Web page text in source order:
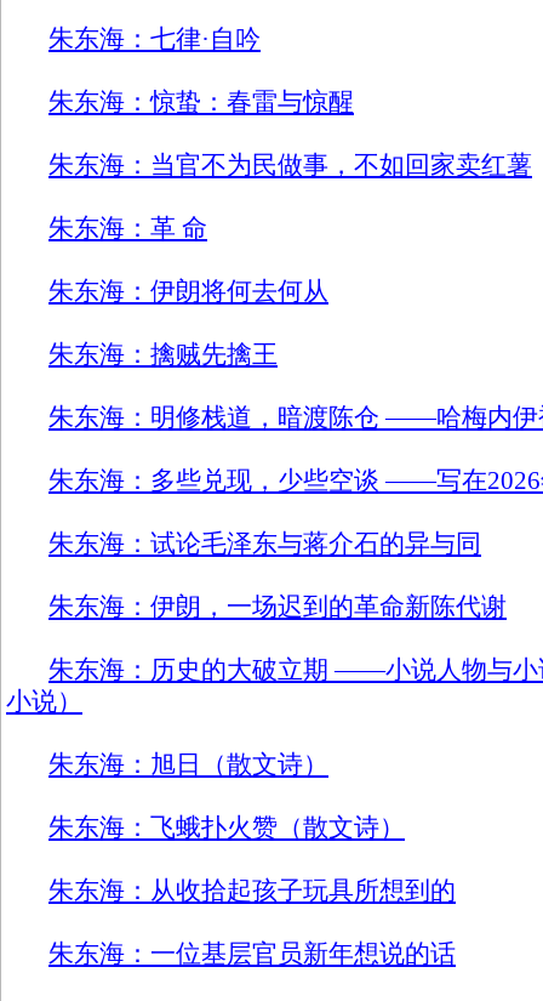
朱东海：七律·自吟
朱东海：惊蛰：春雷与惊醒
朱东海：当官不为民做事，不如回家卖红薯
朱东海：革 命
朱东海：伊朗将何去何从
朱东海：擒贼先擒王
朱东海：明修栈道，暗渡陈仓 ——哈梅内伊
朱东海：多些兑现，少些空谈 ——写在
朱东海：试论毛泽东与蒋介石的异与同
朱东海：伊朗，一场迟到的革命新陈代谢
朱东海：历史的大破立期 ——小说人物与小
小说）
朱东海：旭日（散文诗）
朱东海：飞蛾扑火赞（散文诗）
朱东海：从收拾起孩子玩具所想到的
朱东海：一位基层官员新年想说的话